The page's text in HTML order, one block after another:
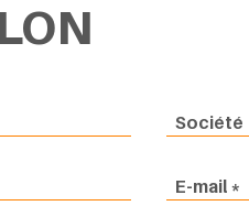
Société
E-mail